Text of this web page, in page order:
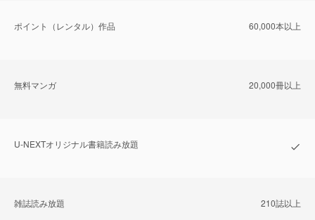
ポイント（レンタル）作品 60,000本以上
無料マンガ 20,000冊以上
U-NEXTオリジナル書籍読み放題
雑誌読み放題 210誌以上